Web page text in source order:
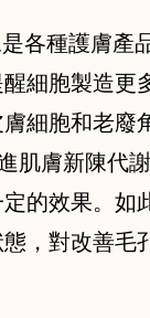
各種護膚產
細胞製造更
細胞和老廢
肌膚新陳代
的效果。如
，對改善毛